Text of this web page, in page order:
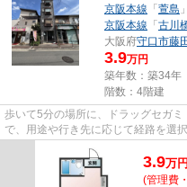
京阪本線 「 萱島
京阪本線 「 古川
大阪府守口市藤
3.9万円
築年数：築34年
階数：4階建
歩いて5分の場所に、ドラッグセガ
で、用途や行き先に応じて経路を選
3.9万円
(管理費